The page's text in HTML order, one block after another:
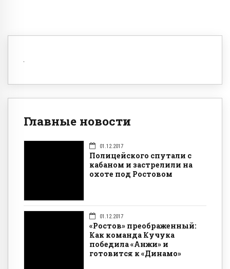
Главные новости
01.12.2017
Полицейского спутали с
кабаном и застрелили на
охоте под Ростовом
01.12.2017
«Ростов» преображенный:
Как команда Кучука
победила «Анжи» и
готовится к «Динамо»